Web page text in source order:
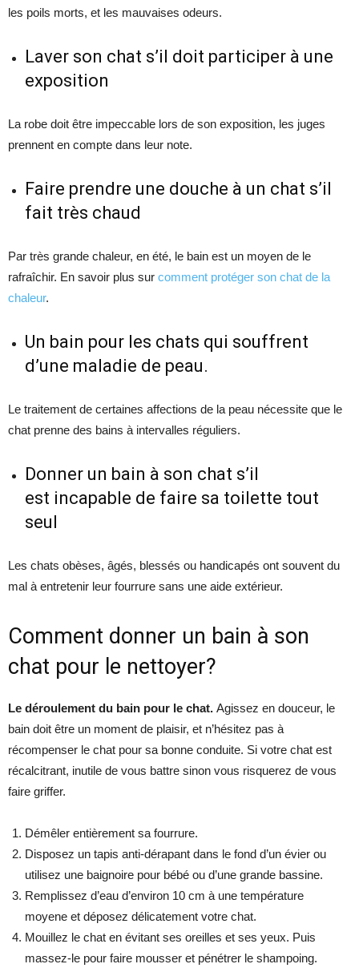
les poils morts, et les mauvaises odeurs.
Laver son chat s’il doit participer à une
exposition
La robe doit être impeccable lors de son exposition, les juges
prennent en compte dans leur note.
Faire prendre une douche à un chat s’il
fait très chaud
Par très grande chaleur, en été, le bain est un moyen de le
rafraîchir. En savoir plus sur comment protéger son chat de la
chaleur.
Un bain pour les chats qui souffrent
d’une maladie de peau.
Le traitement de certaines affections de la peau nécessite que le
chat prenne des bains à intervalles réguliers.
Donner un bain à son chat s’il
est incapable de faire sa toilette tout
seul
Les chats obèses, âgés, blessés ou handicapés ont souvent du
mal à entretenir leur fourrure sans une aide extérieur.
Comment donner un bain à son
chat pour le nettoyer?
Le déroulement du bain pour le chat. Agissez en douceur, le
bain doit être un moment de plaisir, et n’hésitez pas à
récompenser le chat pour sa bonne conduite. Si votre chat est
récalcitrant, inutile de vous battre sinon vous risquerez de vous
faire griffer.
Démêler entièrement sa fourrure.
Disposez un tapis anti-dérapant dans le fond d’un évier ou
utilisez une baignoire pour bébé ou d’une grande bassine.
Remplissez d’eau d’environ 10 cm à une température
moyene et déposez délicatement votre chat.
Mouillez le chat en évitant ses oreilles et ses yeux. Puis
massez-le pour faire mousser et pénétrer le shampoing.